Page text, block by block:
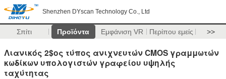
Shenzhen DYscan Technology Co., Ltd
Σπίτι Προϊόντα Εμφάνιση VR Περίπου εμείς >>
Λιανικός 2$ος τύπος ανιχνευτών CMOS γραμμωτών
κωδίκων υπολογιστών γραφείου υψηλής
ταχύτητας